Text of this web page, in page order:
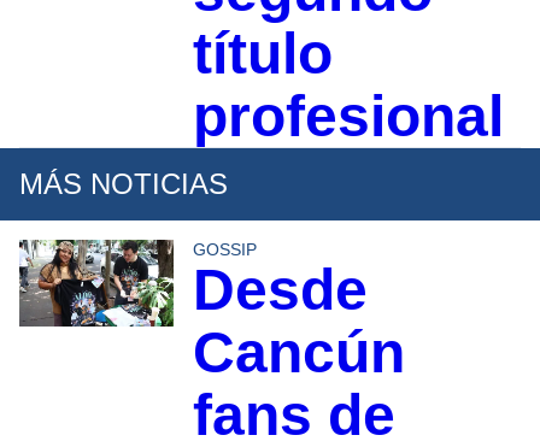
título
profesional
MÁS NOTICIAS
GOSSIP
Desde
Cancún
fans de